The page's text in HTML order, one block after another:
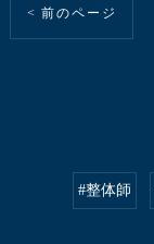
< 前のページ
#整体師